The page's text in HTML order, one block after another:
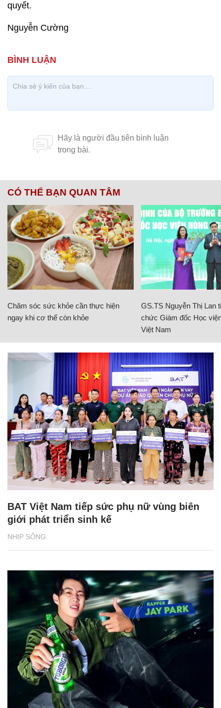
quyết.
Nguyễn Cường
CÓ THỂ BẠN QUAN TÂM
Chăm sóc sức khỏe cần thực hiện
ngay khi cơ thể còn khỏe
GS.TS Nguyễn Thị Lan
chức Giám đốc Học
Việt Nam
NHỊP SỐNG
BAT Việt Nam tiếp sức phụ nữ vùng biên
giới phát triển sinh kế